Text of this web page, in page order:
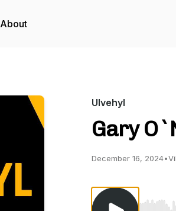
About
Ulvehyl
Gary
December 16, 2024•